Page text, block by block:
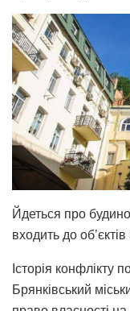
Йдеться про
входить до
Історія конфлікту
Брянківський